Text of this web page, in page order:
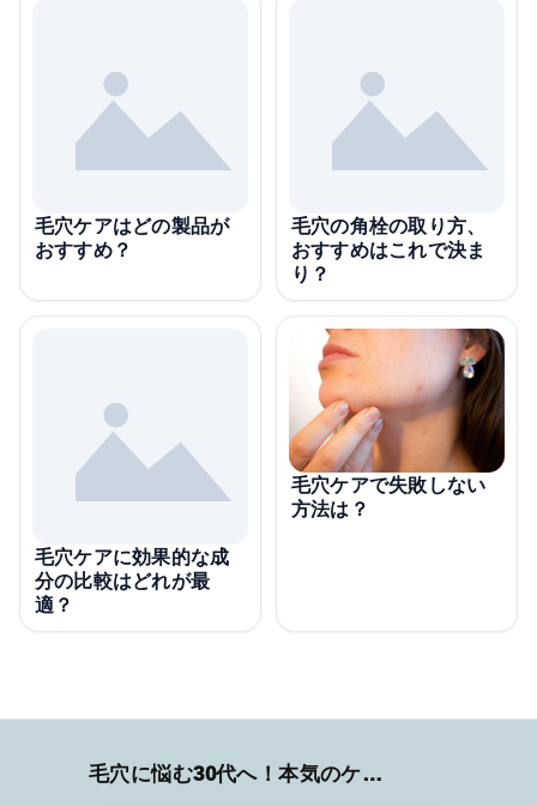
毛穴ケアはどの製品が
おすすめ？
毛穴の角栓の取り方、
おすすめはこれで決ま
り？
毛穴ケアに効果的な成
分の比較はどれが最
適？
毛穴ケアで失敗しない
方法は？
毛穴に悩む30代へ！本気のケア術特集